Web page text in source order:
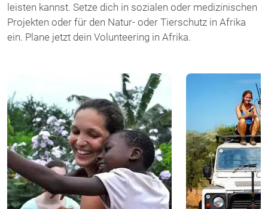
leisten kannst. Setze dich in sozialen oder medizinischen
Projekten oder für den Natur- oder Tierschutz in Afrika
ein. Plane jetzt dein Volunteering in Afrika.